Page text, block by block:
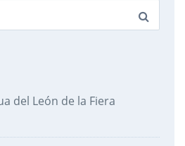
del León de la Fiera